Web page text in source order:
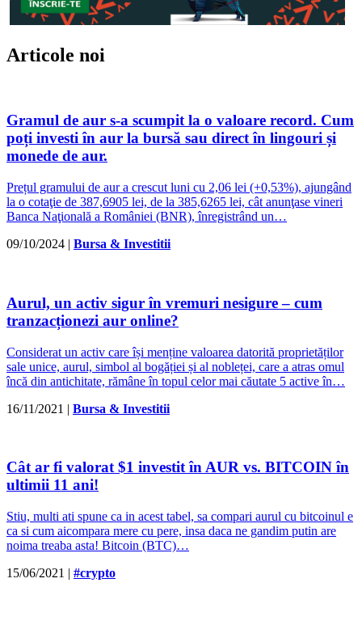
Articole noi
Gramul de aur s-a scumpit la o valoare record. Cum
poți investi în aur la bursă sau direct în lingouri și
monede de aur.
Prețul gramului de aur a crescut luni cu 2,06 lei (+0,53%), ajungând
la o cotaţie de 387,6905 lei, de la 385,6265 lei, cât anunţase vineri
Banca Naţională a României (BNR), înregistrând un…
09/10/2024 | Bursa & Investitii
Aurul, un activ sigur în vremuri nesigure – cum
tranzacționezi aur online?
Considerat un activ care își menține valoarea datorită proprietăților
sale unice, aurul, simbol al bogăției și al nobleței, care a atras omul
încă din antichitate, rămâne în topul celor mai căutate 5 active în…
16/11/2021 | Bursa & Investitii
Cât ar fi valorat $1 investit în AUR vs. BITCOIN în
ultimii 11 ani!
Stiu, multi ati spune ca in acest tabel, sa compari aurul cu bitcoinul e
ca si cum aicompara mere cu pere, insa daca ne gandim putin are
noima treaba asta! Bitcoin (BTC)…
15/06/2021 | #crypto